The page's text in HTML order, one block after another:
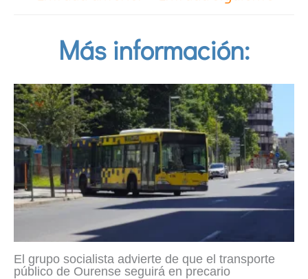
Más información:
El grupo socialista advierte de que el transporte
público de Ourense seguirá en precario